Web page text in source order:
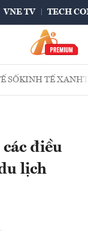
VNE TV TECH
SỐKINH TẾ XANH
điều
lịch